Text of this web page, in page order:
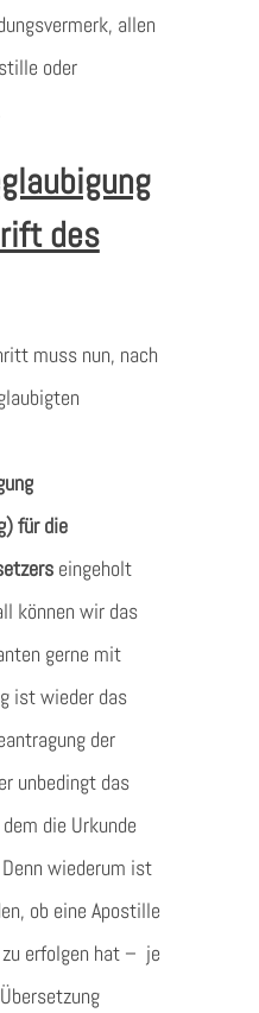
allen
oder
des
muss nun, nach
für die
eingeholt
können wir das
gerne mit
ist wieder das
der
unbedingt das
die Urkunde
wiederum ist
ob eine Apostille
erfolgen hat – je